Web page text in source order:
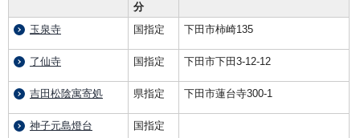
分
玉泉寺 国指定 下田市柿崎135
了仙寺 国指定 下田市下田3-12-12
吉田松陰寓寄処 県指定 下田市蓮台寺300-1
神子元島燈台 国指定